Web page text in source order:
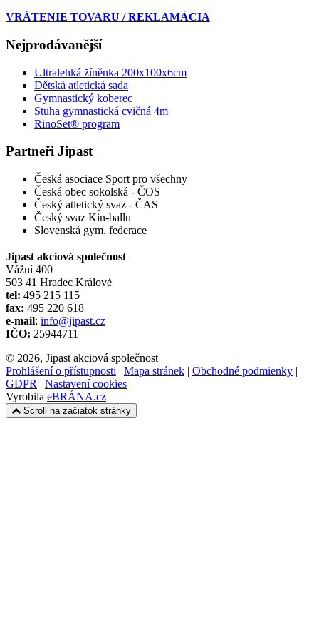
VRÁTENIE TOVARU / REKLAMÁCIA
Nejprodávanější
Ultralehká žíněnka 200x100x6cm
Dětská atletická sada
Gymnastický koberec
Stuha gymnastická cvičná 4m
RinoSet® program
Partneři Jipast
Česká asociace Sport pro všechny
Česká obec sokolská - ČOS
Český atletický svaz - ČAS
Český svaz Kin-ballu
Slovenská gym. federace
Jipast akciová společnost
Vážní 400
503 41 Hradec Králové
tel: 495 215 115
fax: 495 220 618
e-mail: info@jipast.cz
IČO: 25944711
© 2026, Jipast akciová společnost
Prohlášení o přístupnosti | Mapa stránek | Obchodné podmienky |
GDPR | Nastavení cookies
Vyrobila eBRÁNA.cz
Scroll na začiatok stránky